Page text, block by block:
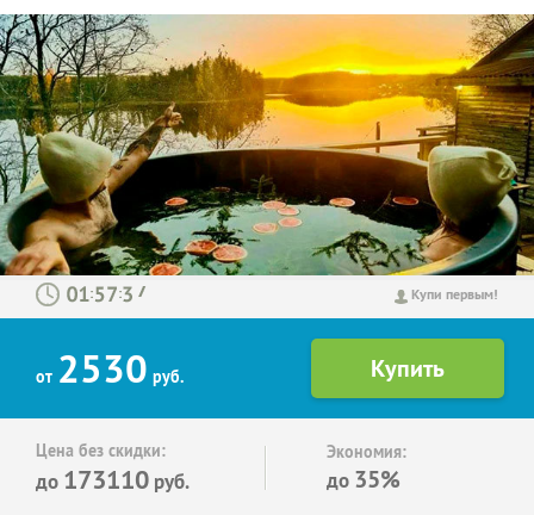
Купи первым!
: :
от 2530 руб.
Цена без скидки:
до 173110 руб.
Экономия:
до 35%